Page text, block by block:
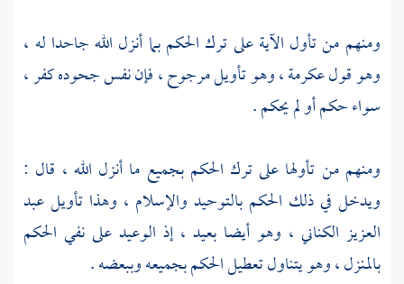
ومنهم من تأول الآية على ترك الحكم بما أنزل الله جاحدا له ،
وهو قولعكرمة، وهو تأويل مرجوح ، فإن نفس جحوده كفر ،
سواء حكم أو لم يحكم .
ومنهم من تأولها على ترك الحكم بجميع ما أنزل الله ، قال :
ويدخل في ذلك الحكم بالتوحيد والإسلام ، وهذا تأويلعبد
العزيز الكناني ، وهو أيضا بعيد ، إذ الوعيد على نفي الحكم
بالمنزل ، وهو يتناول تعطيل الحكم بجميعه وببعضه .